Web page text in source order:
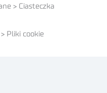
> Ciasteczka
Pliki cookie